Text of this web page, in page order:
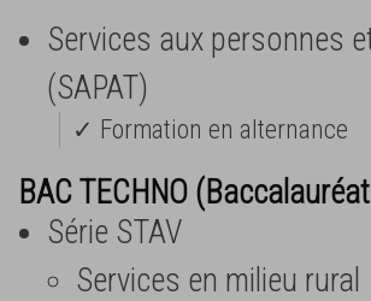
Services aux personnes
(SAPAT)
✓ Formation en alternance
BAC TECHNO
Série STAV
Services en milieu rural